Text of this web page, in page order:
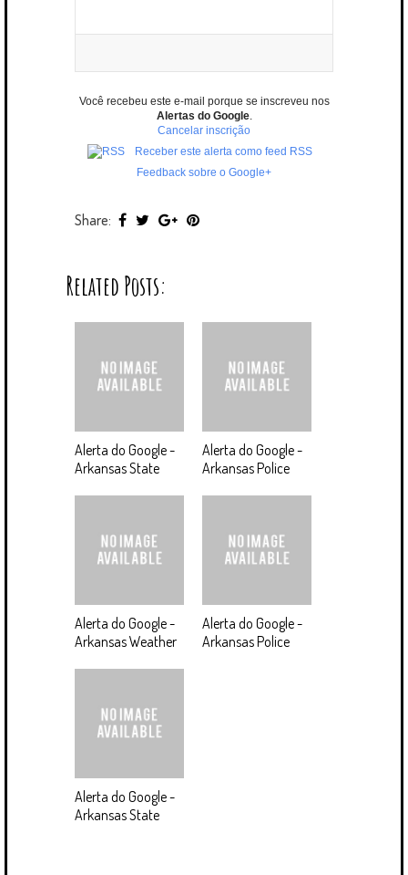
Você recebeu este e-mail porque se inscreveu nos
Alertas do Google.
Cancelar inscrição
Receber este alerta como feed RSS
Feedback sobre o Google+
Share:
Related Posts:
Alerta do Google -
Arkansas State
Alerta do Google -
Arkansas Police
Alerta do Google -
Arkansas Weather
Alerta do Google -
Arkansas Police
Alerta do Google -
Arkansas State